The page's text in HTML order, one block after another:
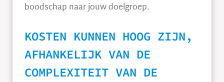
boodschap naar jouw doelgroep.
KOSTEN KUNNEN HOOG ZIJN,
AFHANKELIJK VAN DE
COMPLEXITEIT VAN DE